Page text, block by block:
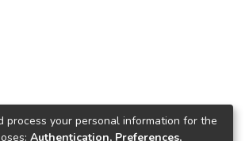
process your personal information for the
Authentication, Preferences,